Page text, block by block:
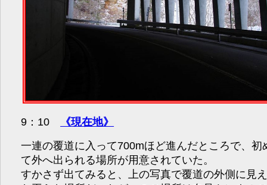
9：10
《現在地》
一連の覆道に入って700mほど進んだところで、初
て外へ出られる場所が用意されていた。
すかさず出てみると、上の写真で覆道の外側に見